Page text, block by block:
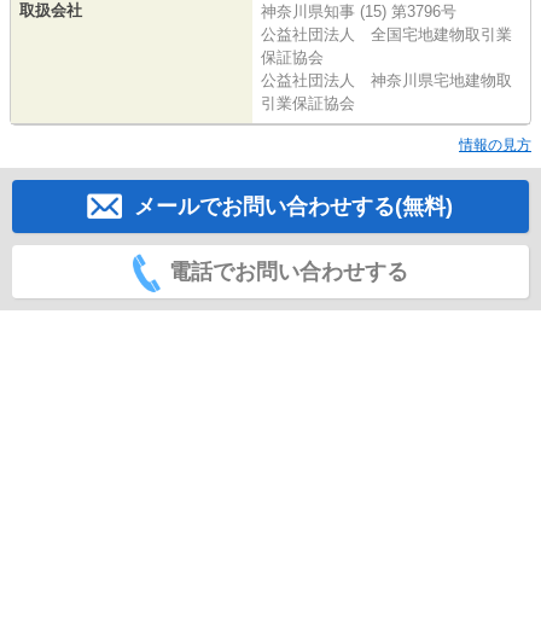
取扱会社
神奈川県知事 (15) 第3796号
公益社団法人 全国宅地建物取引業
保証協会
公益社団法人 神奈川県宅地建物取
引業保証協会
情報の見方
メールでお問い合わせする(無料)
電話でお問い合わせする